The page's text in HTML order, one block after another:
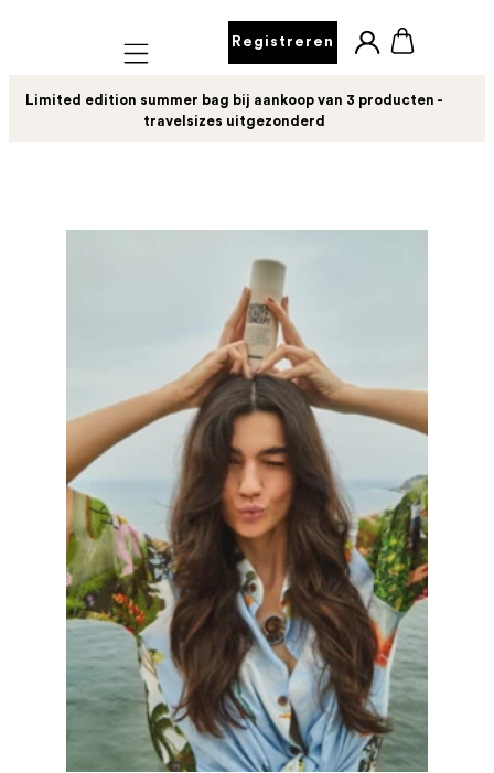
Mobile navigation
Registreren
Limited edition summer bag bij aankoop van 3 producten -
travelsizes uitgezonderd